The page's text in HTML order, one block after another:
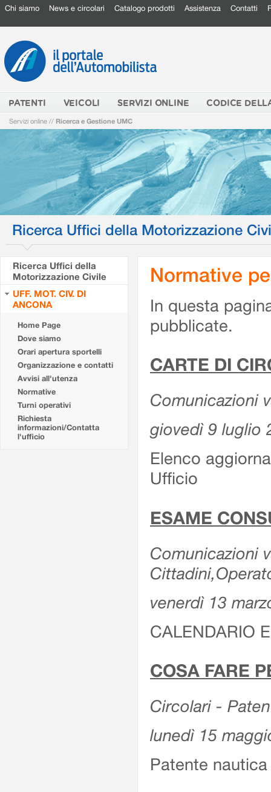
Chi siamo News e circolari Catalogo prodotti Assistenza Contatti
PATENTI VEICOLI SERVIZI ONLINE CODICE
Servizi online // Ricerca e Gestione UMC
Ricerca Uffici della Motorizzazione
Ricerca Uffici della
Motorizzazione Civile
UFF. MOT. CIV. DI
ANCONA
Home Page
Dove siamo
Orari apertura sportelli
Organizzazione e contatti
Avvisi all'utenza
Normative
Turni operativi
Richiesta
informazioni/Contatta
l'ufficio
Normative
In questa
pubblicate.
CARTE DI
Comunicazioni
giovedì 9 luglio
Elenco
Ufficio
ESAME
Comunicazioni
venerdì 13
CALENDARIO
COSA FARE
Circolari -
lunedì 15
Patente